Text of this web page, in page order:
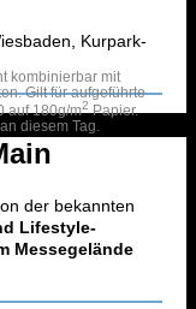
kombinierbar mit
Gilt für aufgeführte
auf 180g/m2Papier.
diesem Tag.
Kurpark-
der bekannten
Lifestyle-
Messegelände